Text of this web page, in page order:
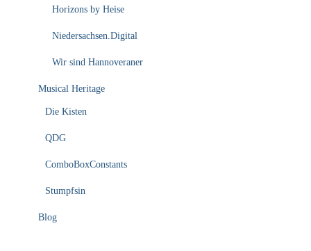
Horizons by Heise
Niedersachsen.Digital
Wir sind Hannoveraner
Musical Heritage
Die Kisten
QDG
ComboBoxConstants
Stumpfsin
Blog